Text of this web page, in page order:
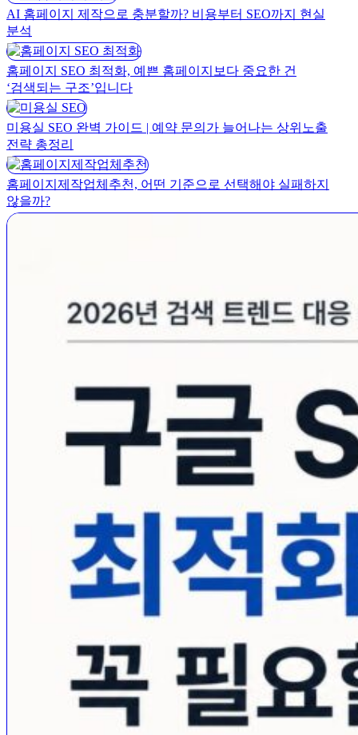
AI 홈페이지 제작으로 충분할까? 비용부터 SEO까지 현실
분석
홈페이지 SEO 최적화, 예쁜 홈페이지보다 중요한 건
‘검색되는 구조’입니다
미용실 SEO 완벽 가이드 | 예약 문의가 늘어나는 상위노출
전략 총정리
홈페이지제작업체추천, 어떤 기준으로 선택해야 실패하지
않을까?